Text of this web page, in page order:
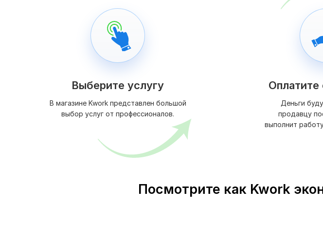
Выберите услугу
В магазине Kwork представлен большой
выбор услуг от профессионалов.
Оплатите
Деньги
продавцу
выполнит
Посмотрите как Kwork